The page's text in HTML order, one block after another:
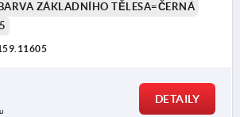
BARVA ZÁKLADNÍHO TĚLESA=ČERNÁ
DETAILY